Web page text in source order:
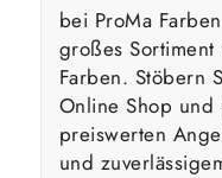
bei ProMa
großes
Farben. Stöbern
Online Shop
preiswerten
und